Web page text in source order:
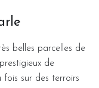
belles parcelles de
de
sur des terroirs